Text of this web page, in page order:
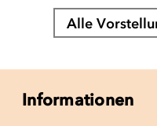
Alle
Informationen